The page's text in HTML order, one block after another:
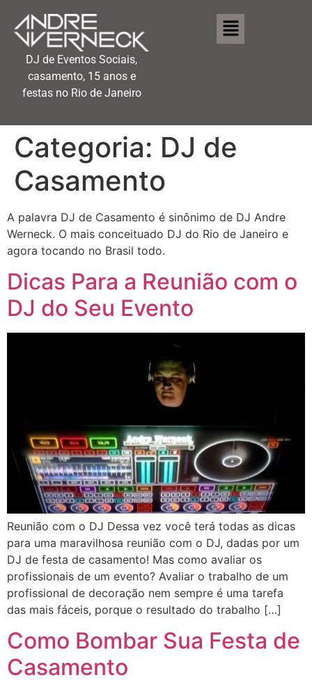
DJ de Eventos Sociais,
casamento, 15 anos e
festas no Rio de Janeiro
Categoria: DJ de
Casamento
A palavra DJ de Casamento é sinônimo de DJ Andre
Werneck. O mais conceituado DJ do Rio de Janeiro e
agora tocando no Brasil todo.
Dicas Para a Reunião com o
DJ do Seu Evento
Reunião com o DJ Dessa vez você terá todas as dicas
para uma maravilhosa reunião com o DJ, dadas por um
DJ de festa de casamento! Mas como avaliar os
profissionais de um evento? Avaliar o trabalho de um
profissional de decoração nem sempre é uma tarefa
das mais fáceis, porque o resultado do trabalho […]
Como Bombar Sua Festa de
Casamento